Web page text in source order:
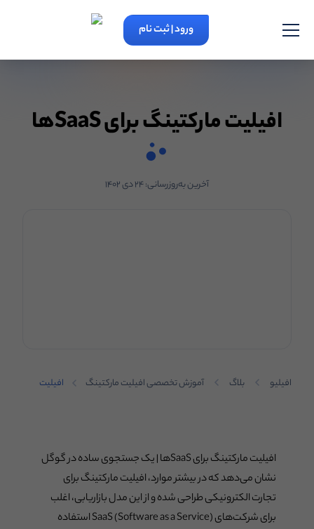
ورود | ثبت نام
افیلیت مارکتینگ برای SaaSها
آخرین به‌روزرسانی:۲۴ دی ۱۴۰۲
افیلیو بلاگ آموزش تخصصی افیلیت مارکتینگ
افیلیت
افیلیت مارکتینگ برای SaaSها | یک جستجوی ساده در گوگل
نشان می‌دهد که در بیشتر موارد، افیلیت مارکتینگ برای
تجارت الکترونیکی طراحی شده و از این مدل بازاریابی، اغلب
برای شرکت‌های SaaS (Software as a Service) استفاده